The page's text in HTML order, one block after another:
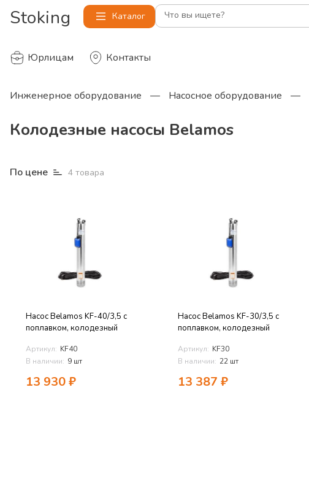
Stoking Каталог Что вы ищете?
Юрлицам Контакты
Инженерное оборудование — Насосное оборудование —
Колодезные насосы Belamos
По цене 4 товара
Насос Belamos KF-40/3,5 с
поплавком, колодезный
Артикул: KF40
В наличии: 9 шт
13 930₽
Насос Belamos KF-30/3,5 с
поплавком, колодезный
Артикул: KF30
В наличии: 22 шт
13 387 ₽